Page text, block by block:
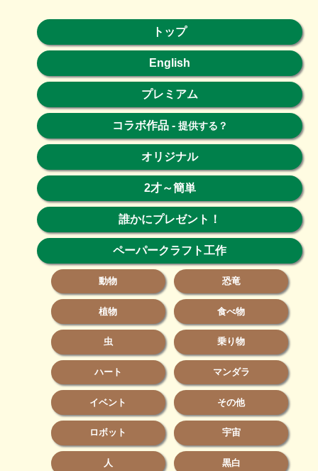
トップ
English
プレミアム
コラボ作品- 提供する？
オリジナル
2才～簡単
誰かにプレゼント！
ペーパークラフト工作
動物 恐竜
植物 食べ物
虫 乗り物
ハート マンダラ
イベント その他
ロボット 宇宙
人 黒白